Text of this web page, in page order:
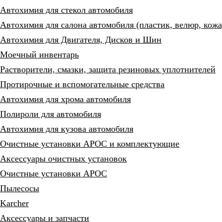
Автохимия для стекол автомобиля
Автохимия для салона автомобиля (пластик, велюр,
Автохимия для Двигателя, Дисков и Шин
Моечный инвентарь
Растворители, смазки, защита резиновых уплотнителей
Протирочные и вспомогательные средства
Автохимия для хрома автомобиля
Полироли для автомобиля
Автохимия для кузова автомобиля
Очистные установки АРОС и комплектующие
Аксессуары очистных установок
Очистные установки АРОС
Пылесосы
Karcher
Аксессуары и запчасти